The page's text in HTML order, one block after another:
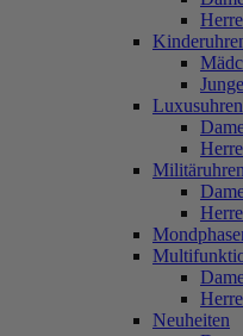
Luxusuhren
Militäruhren
Neuheiten